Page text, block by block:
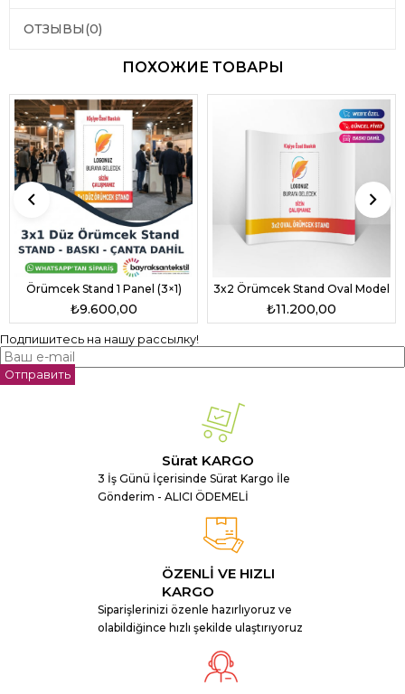
ОТЗЫВЫ(0)
ПОХОЖИЕ ТОВАРЫ
Örümcek Stand 1 Panel (3×1)
₺9.600,00
3x2 Örümcek Stand Oval Model
₺11.200,00
Подпишитесь на нашу рассылку!
Отправить
Sürat KARGO
3 İş Günü İçerisinde Sürat Kargo İle
Gönderim - ALICI ÖDEMELİ
ÖZENLİ VE HIZLI
KARGO
Siparişlerinizi özenle hazırlıyoruz ve
olabildiğince hızlı şekilde ulaştırıyoruz